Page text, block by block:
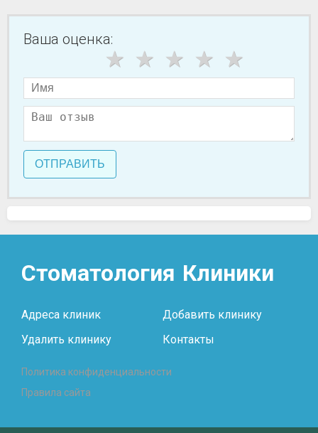
Ваша оценка:
ОТПРАВИТЬ
Стоматология Клиники
Адреса клиник
Добавить клинику
Удалить клинику
Контакты
Политика конфиденциальности
Правила сайта